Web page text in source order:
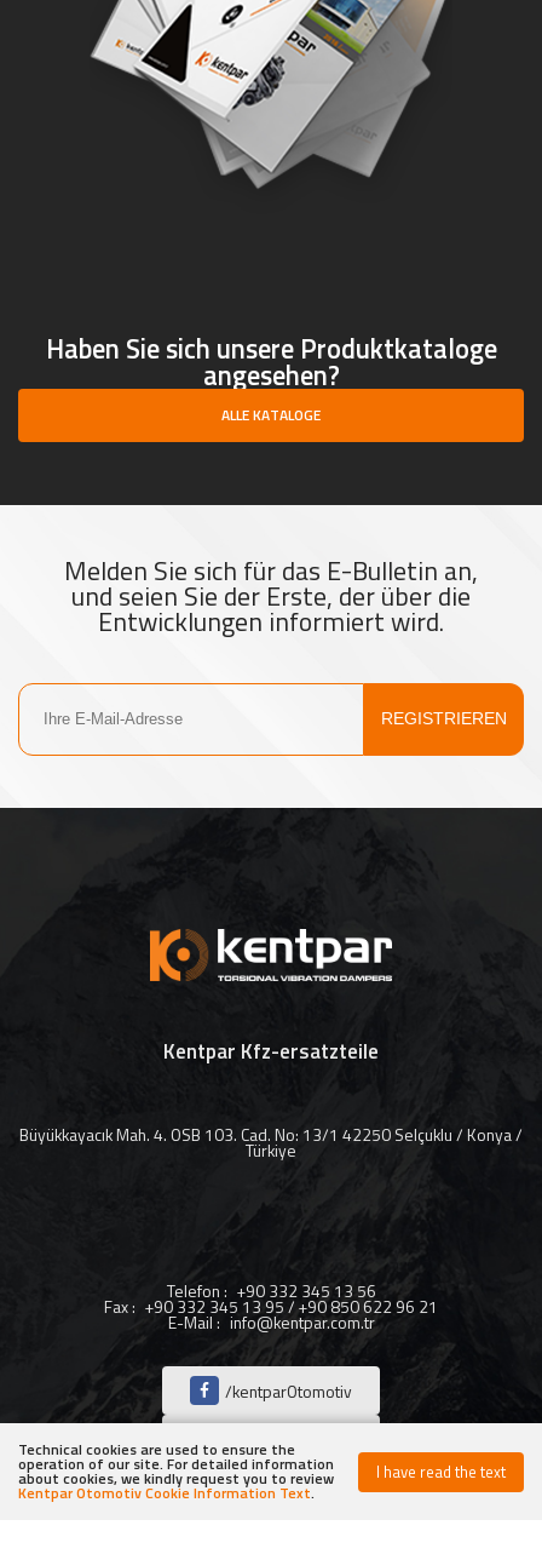
Technical cookies are used to ensure the
operation of our site. For detailed information
about cookies, we kindly request you to review
Kentpar Otomotiv Cookie Information Text.
I have read the text
Haben Sie sich unsere Produktkataloge
angesehen?
ALLE KATALOGE
Melden Sie sich für das E-Bulletin an,
und seien Sie der Erste, der über die
Entwicklungen informiert wird.
REGISTRIEREN
Kentpar Kfz-ersatzteile
Büyükkayacık Mah. 4. OSB 103. Cad. No: 13/1 42250 Selçuklu / Konya /
Türkiye
Telefon: +90 332 345 13 56
Fax: +90 332 345 13 95 / +90 850 622 96 21
E-Mail: info@kentpar.com.tr
/kentparOtomotiv
/kentparOtomotiv
/kentparOtomotiv